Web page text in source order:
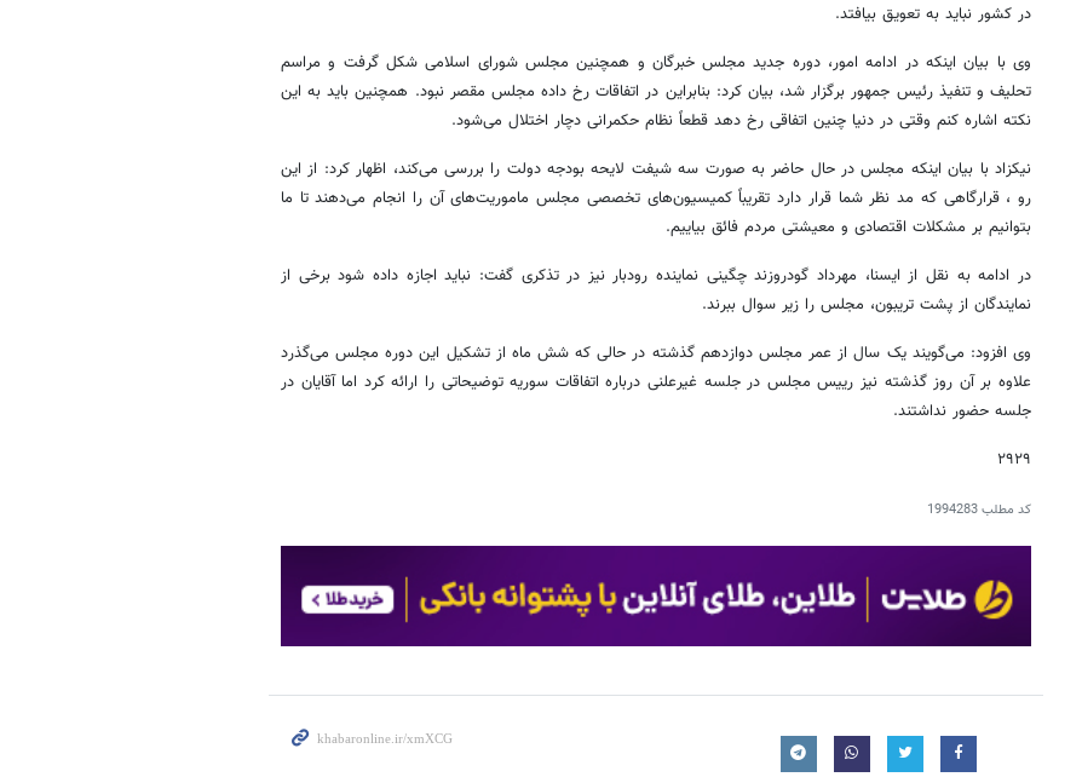
در کشور نباید به تعویق بیافتد.
وی با بیان اینکه در ادامه امور، دوره جدید مجلس خبرگان و همچنین مجلس شورای اسلامی شکل گرفت و مراسم
تحلیف و تنفیذ رئیس جمهور برگزار شد، بیان کرد: بنابراین در اتفاقات رخ داده مجلس مقصر نبود. همچنین باید به این
نکته اشاره کنم وقتی در دنیا چنین اتفاقی رخ دهد قطعاً نظام حکمرانی دچار اختلال می‌شود.
نیکزاد با بیان اینکه مجلس در حال حاضر به صورت سه شیفت لایحه بودجه دولت را بررسی می‌کند، اظهار کرد: از این
رو ، قرارگاهی که مد نظر شما قرار دارد تقریباً کمیسیون‌های تخصصی مجلس ماموریت‌های آن را انجام می‌دهند تا ما
بتوانیم بر مشکلات اقتصادی و معیشتی مردم فائق بیاییم.
در ادامه به نقل از ایسنا، مهرداد گودروزند چگینی نماینده رودبار نیز در تذکری گفت: نباید اجازه داده شود برخی از
نمایندگان از پشت تریبون، مجلس را زیر سوال ببرند.
وی افزود: می‌گویند یک سال از عمر مجلس دوازدهم گذشته در حالی که شش ماه از تشکیل این دوره مجلس می‌گذرد
علاوه بر آن روز گذشته نیز رییس مجلس در جلسه غیرعلنی درباره اتفاقات سوریه توضیحاتی را ارائه کرد اما آقایان در
جلسه حضور نداشتند.
۲۹۲۹
کد مطلب1994283